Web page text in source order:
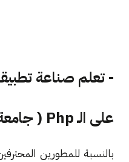
- تعلم صناعة
على الـ Php ( جامعة ميشيغان )
بالنسبة للمطورين